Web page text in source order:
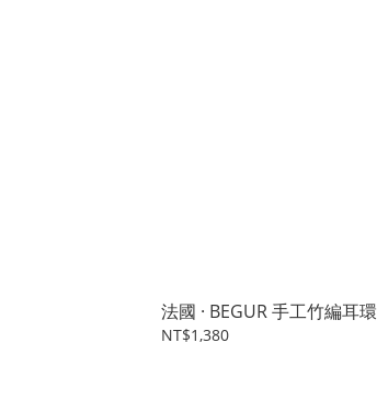
法國 · BEGUR 手工竹編耳環
NT$1,380